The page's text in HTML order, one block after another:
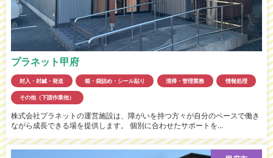
プラネット甲府
封入・封緘・発送 箱・袋詰め・シール貼り 清掃・管理業務 情報処理
その他（下請作業他）
株式会社プラネットの運営施設は、障がいを持つ方々が自分のペースで働き
ながら成長できる場を提供します。 個別に合わせたサポートを...